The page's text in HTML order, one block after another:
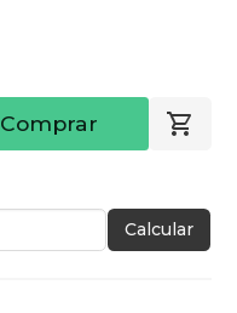
Comprar
Calcular